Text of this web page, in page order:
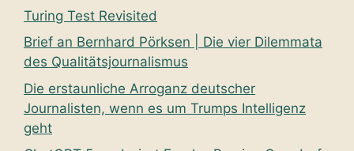
Turing Test Revisited
Brief an Bernhard Pörksen | Die vier Dilemmata
des Qualitätsjournalismus
Die erstaunliche Arroganz deutscher
Journalisten, wenn es um Trumps Intelligenz
geht